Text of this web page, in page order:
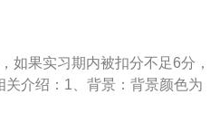
的行为，必须由专门机关核
如果实习期内被扣分不足6分，
介绍：1、背景：背景颜色为
态自然、无明显畸变。2、尺